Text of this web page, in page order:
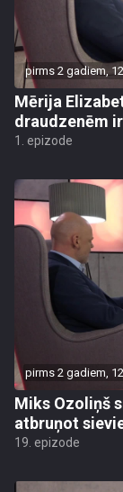
pirms 2 gadiem,
Mērija
draudzenēm
1. epizode
pirms 2 gadiem,
Miks Ozoliņš
atbruņot
19. epizode